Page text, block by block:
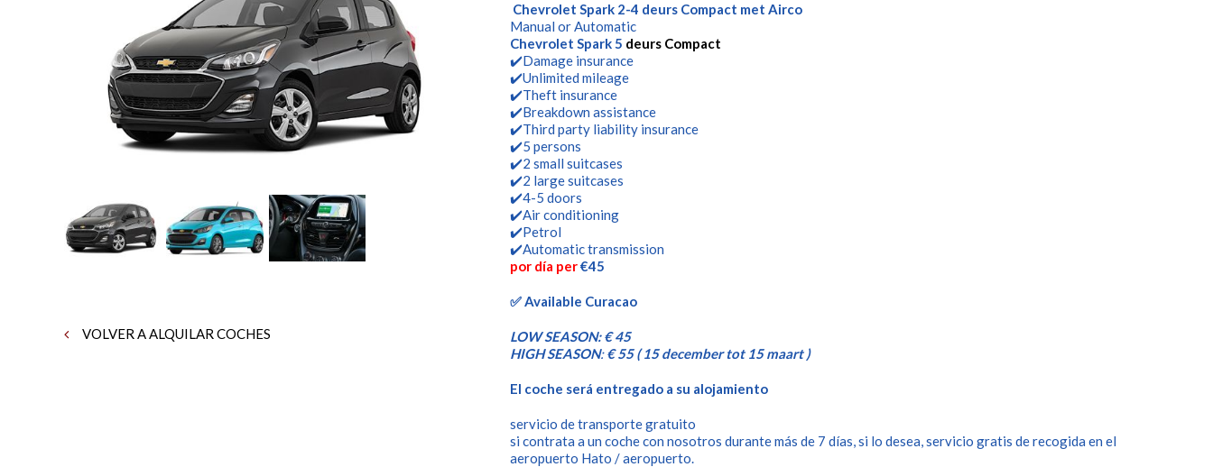
VOLVER A ALQUILAR COCHES
Chevrolet Spark 2-4 deurs Compact met Airco
Manual or Automatic
Chevrolet Spark 5 deurs Compact
✔️Damage insurance
✔️Unlimited mileage
✔️Theft insurance
✔️Breakdown assistance
✔️Third party liability insurance
✔️5 persons
✔️2 small suitcases
✔️2 large suitcases
✔️4-5 doors
✔️Air conditioning
✔️Petrol
✔️Automatic transmission
por día per€45
✅ Available Curacao
LOW SEASON: € 45
HIGH SEASON:€ 55 ( 15 december tot 15 maart )
El coche será entregado a su alojamiento
servicio de transporte gratuito
si contrata a un coche con nosotros durante más de 7 días, si lo desea, servicio gratis de recogida en el
aeropuerto Hato / aeropuerto.